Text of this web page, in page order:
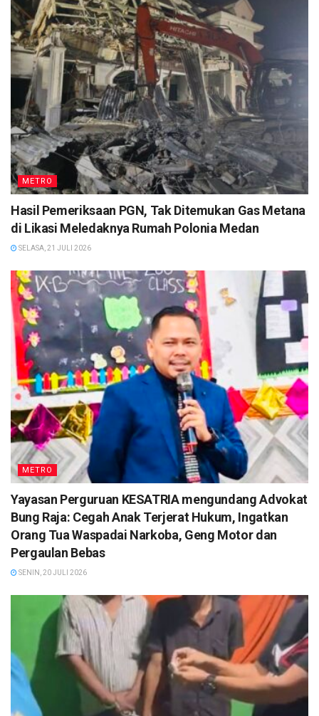
METRO
Hasil Pemeriksaan PGN, Tak Ditemukan Gas Metana
di Likasi Meledaknya Rumah Polonia Medan
SELASA, 21 JULI 2026
METRO
Yayasan Perguruan KESATRIA mengundang Advokat
Bung Raja: Cegah Anak Terjerat Hukum, Ingatkan
Orang Tua Waspadai Narkoba, Geng Motor dan
Pergaulan Bebas
SENIN, 20 JULI 2026